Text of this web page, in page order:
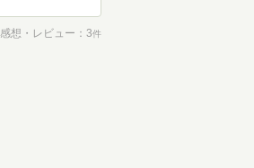
感想・レビュー 3件